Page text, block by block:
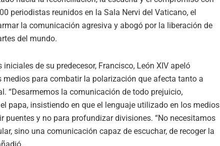
periodistas reunidos en la Sala Nervi del Vaticano, el
la comunicación agresiva y abogó por la liberación de
del mundo.
de su predecesor, Francisco, León XIV apeló
para combatir la polarización que afecta tanto a
“Desarmemos la comunicación de todo prejuicio,
papa, insistiendo en que el lenguaje utilizado en los medios
puentes y no para profundizar divisiones. “No necesitamos
sino una comunicación capaz de escuchar, de recoger la